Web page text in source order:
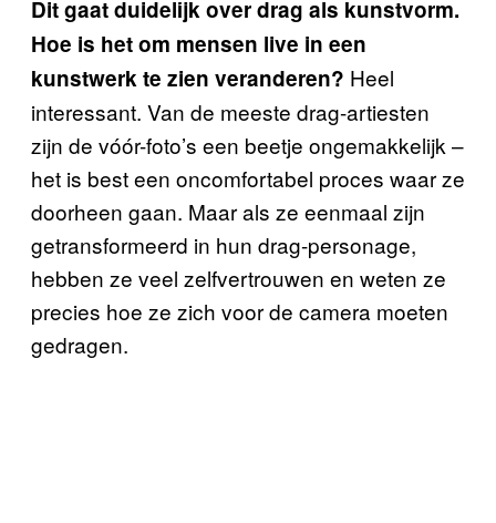
Dit gaat duidelijk over drag als kunstvorm.
Hoe is het om mensen live in een
kunstwerk te zien veranderen? Heel
interessant. Van de meeste drag-artiesten
zijn de vóór-foto’s een beetje ongemakkelijk –
het is best een oncomfortabel proces waar ze
doorheen gaan. Maar als ze eenmaal zijn
getransformeerd in hun drag-personage,
hebben ze veel zelfvertrouwen en weten ze
precies hoe ze zich voor de camera moeten
gedragen.